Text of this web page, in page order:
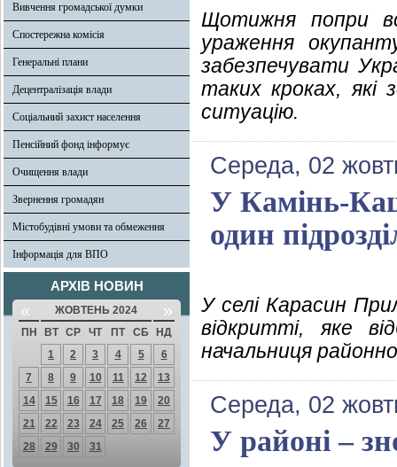
Вивчення громадської думки
Спостережна комісія
Генеральні плани
Децентралізація влади
Соціальний захист населення
Пенсійний фонд інформує
Очищення влади
Звернення громадян
Містобудівні умови та обмеження
Інформація для ВПО
АРХІВ НОВИН
« ЖОВТЕНЬ 2024 »
ПН ВТ СР ЧТ ПТ СБ
НД
1
2 3 4 5
6
7
8 9 10 11 12
13
14
15 16 17 18 19
20
21
22 23 24 25 26
27
28
29 30 31
Щотижня попри
ураження
забезпечувати
таких кроках, які
ситуацію.
Середа, 02
У Камінь-
один
У селі Карасин
відкритті, яке
начальниця
Середа, 02
У районі –